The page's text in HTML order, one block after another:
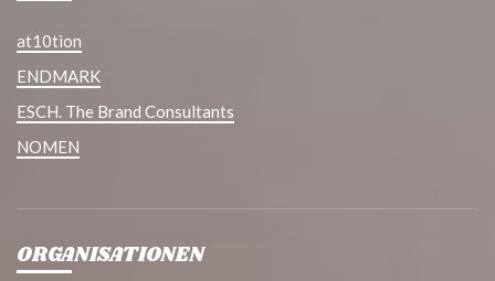
at10tion
ENDMARK
ESCH. The Brand Consultants
NOMEN
ORGANISATIONEN